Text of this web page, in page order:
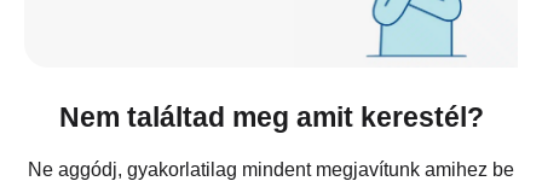
Nem találtad meg amit kerestél?
Ne aggódj, gyakorlatilag mindent megjavítunk amihez be